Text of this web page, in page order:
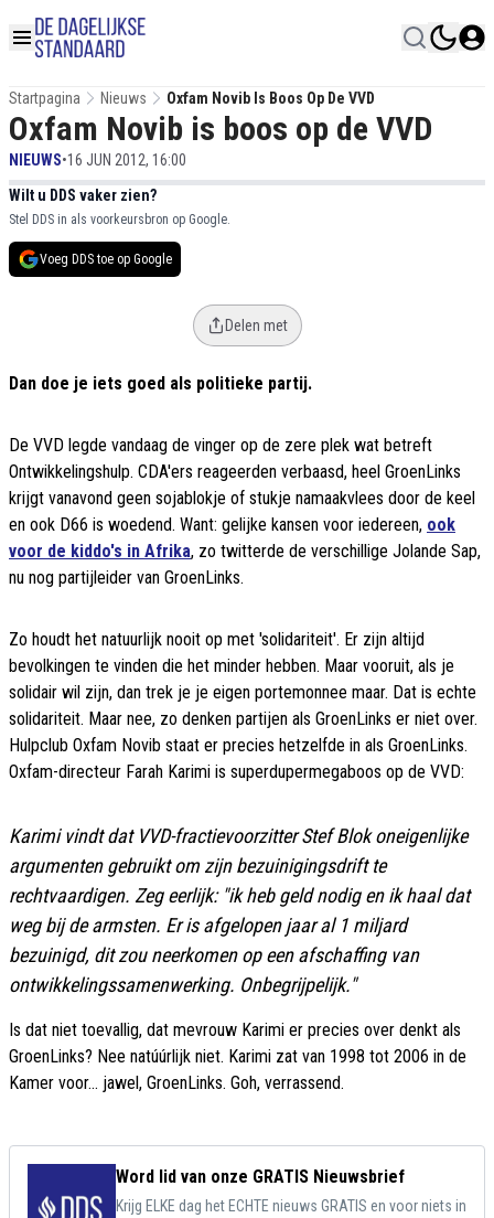
Startpagina Nieuws Oxfam Novib Is Boos Op De VVD
Oxfam Novib is boos op de VVD
NIEUWS•16 JUN 2012, 16:00
Wilt u DDS vaker zien?
Stel DDS in als voorkeursbron op Google.
Voeg DDS toe op Google
Delen met
Dan doe je iets goed als politieke partij.
De VVD legde vandaag de vinger op de zere plek wat betreft
Ontwikkelingshulp. CDA'ers reageerden verbaasd, heel GroenLinks
krijgt vanavond geen sojablokje of stukje namaakvlees door de keel
en ook D66 is woedend. Want: gelijke kansen voor iedereen, ook
voor de kiddo's in Afrika, zo twitterde de verschillige Jolande Sap,
nu nog partijleider van GroenLinks.
Zo houdt het natuurlijk nooit op met 'solidariteit'. Er zijn altijd
bevolkingen te vinden die het minder hebben. Maar vooruit, als je
solidair wil zijn, dan trek je je eigen portemonnee maar. Dat is echte
solidariteit. Maar nee, zo denken partijen als GroenLinks er niet over.
Hulpclub Oxfam Novib staat er precies hetzelfde in als GroenLinks.
Oxfam-directeur Farah Karimi is superdupermegaboos op de VVD:
Karimi vindt dat VVD-fractievoorzitter Stef Blok oneigenlijke
argumenten gebruikt om zijn bezuinigingsdrift te
rechtvaardigen. Zeg eerlijk: "ik heb geld nodig en ik haal dat
weg bij de armsten. Er is afgelopen jaar al 1 miljard
bezuinigd, dit zou neerkomen op een afschaffing van
ontwikkelingssamenwerking. Onbegrijpelijk."
Is dat niet toevallig, dat mevrouw Karimi er precies over denkt als
GroenLinks? Nee natúúrlijk niet. Karimi zat van 1998 tot 2006 in de
Kamer voor... jawel, GroenLinks. Goh, verrassend.
Word lid van onze GRATIS Nieuwsbrief
Krijg ELKE dag het ECHTE nieuws GRATIS en voor niets in